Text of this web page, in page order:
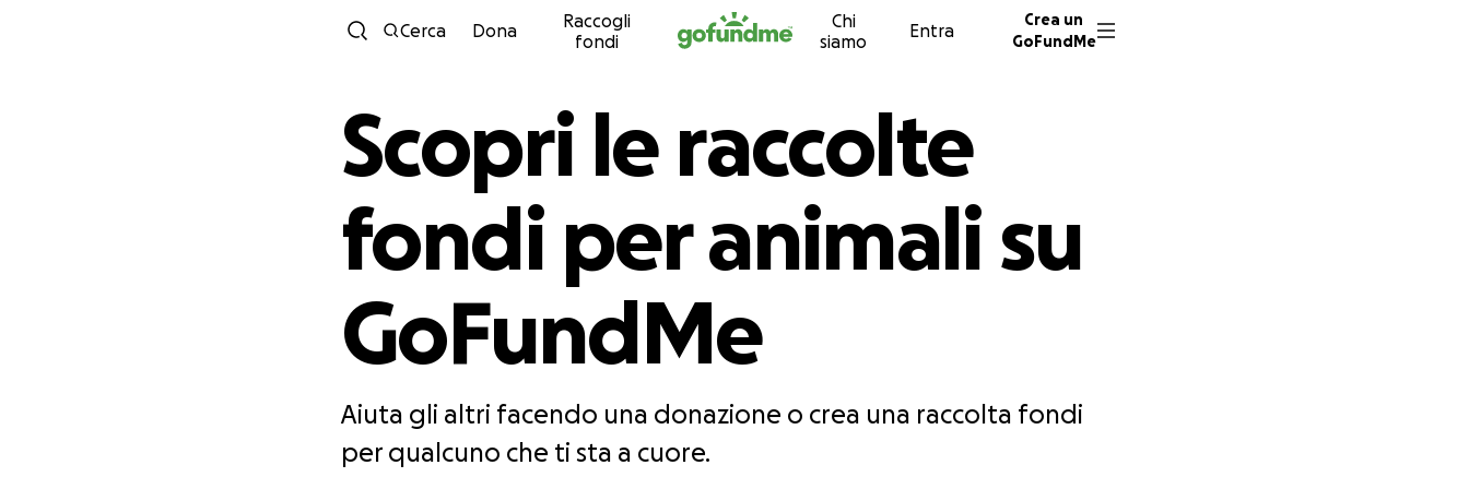
Vai al contenuto
Cerca Dona
Raccogli
fondi
Chi
siamo
Entra
Crea un
GoFundMe
Scopri le raccolte
fondi per animali su
GoFundMe
Aiuta gli altri facendo una donazione o crea una raccolta fondi
per qualcuno che ti sta a cuore.